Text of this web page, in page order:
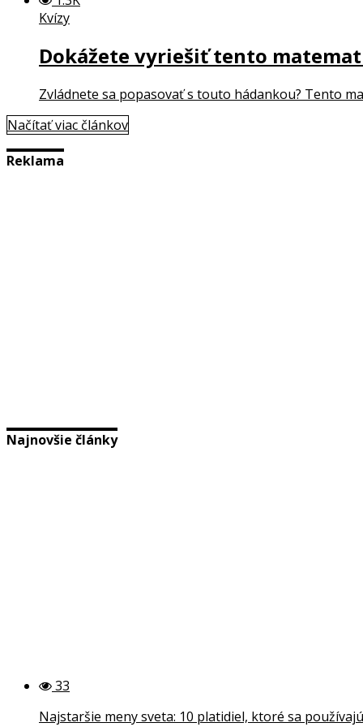
Kvízy
Dokážete vyriešiť tento
Zvládnete sa popasovať s touto hádankou? Tento
Načítať viac článkov
Reklama
Najnovšie články
33
Najstaršie meny sveta: 10 platidiel, ktoré sa